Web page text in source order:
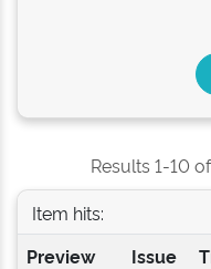
Results 1-10
Item hits:
Preview
Issue